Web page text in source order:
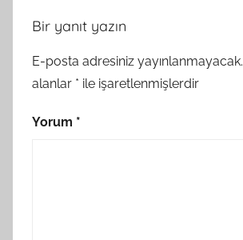
Bir yanıt yazın
E-posta adresiniz yayınlanmayacak.
alanlar * ile işaretlenmişlerdir
Yorum *